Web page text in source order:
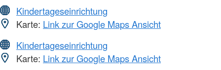
Kindertageseinrichtung
Karte: Link zur Google Maps Ansicht
Kindertageseinrichtung
Karte: Link zur Google Maps Ansicht